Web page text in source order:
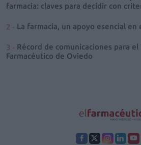
farmacia: claves para decidir con
La farmacia, un apoyo esencial
Récord de comunicaciones para
Farmacéutico de Oviedo